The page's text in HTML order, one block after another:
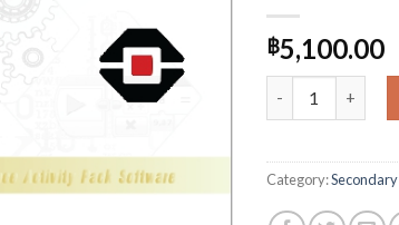
฿5,100.00
Category:Secondary